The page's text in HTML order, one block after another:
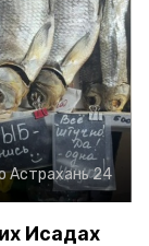
Астрахань 24
Исадах